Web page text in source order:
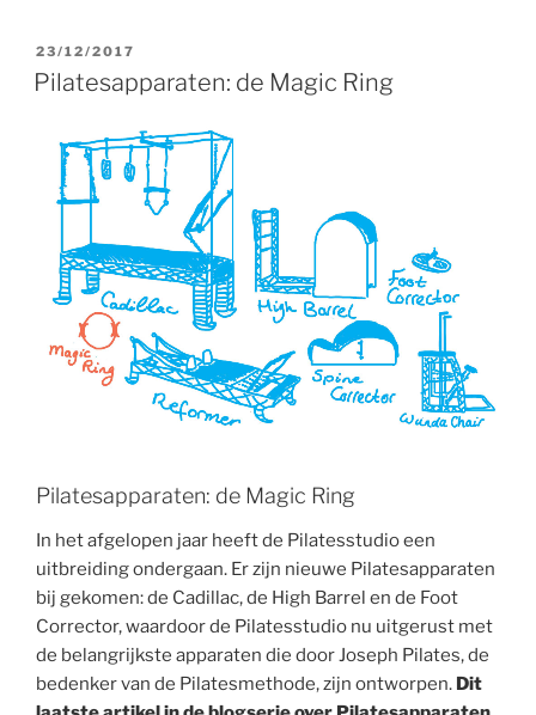
Pilatesoefening”
POSTED
ON
23/12/2017
Pilatesapparaten: de Magic Ring
Pilatesapparaten: de Magic Ring
In het afgelopen jaar heeft de Pilatesstudio een
uitbreiding ondergaan. Er zijn nieuwe Pilatesapparaten
bij gekomen: de Cadillac, de High Barrel en de Foot
Corrector, waardoor de Pilatesstudio nu uitgerust met
de belangrijkste apparaten die door Joseph Pilates, de
bedenker van de Pilatesmethode, zijn ontworpen. Dit